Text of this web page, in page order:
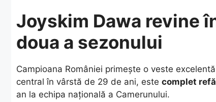
Joyskim Dawa revine
doua a sezonului
​Campioana României primește o veste
central în vârstă de 29 de ani, este complet
an la echipa națională a Camerunului.